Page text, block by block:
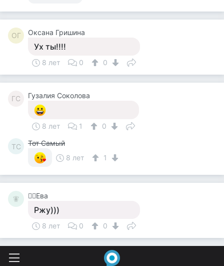
ОГ Оксана Гришина
Ух ты!!!!
8 лет 0 0
ГС Гузалия Соколова
8 лет 1 0
ТС
Тот Самый
8 лет
1
🧚‍ 🧚‍♀️Ева
Ржу)))
8 лет 0 0